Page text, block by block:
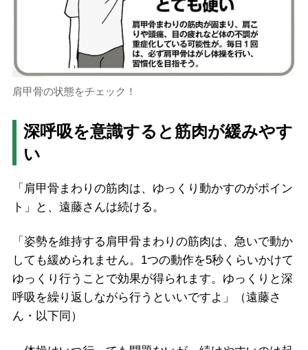
肩甲骨の状態をチェック！
深呼吸を意識すると筋肉が緩みやす
い
「肩甲骨まわりの筋肉は、ゆっくり動かすのがポイン
ト」と、遠藤さんは続ける。
「姿勢を維持する肩甲骨まわりの筋肉は、急いで動か
しても緩められません。1つの動作を5秒くらいかけて
ゆっくり行うことで効果が得られます。ゆっくりと深
呼吸を繰り返しながら行うといいですよ」（遠藤さ
ん・以下同）